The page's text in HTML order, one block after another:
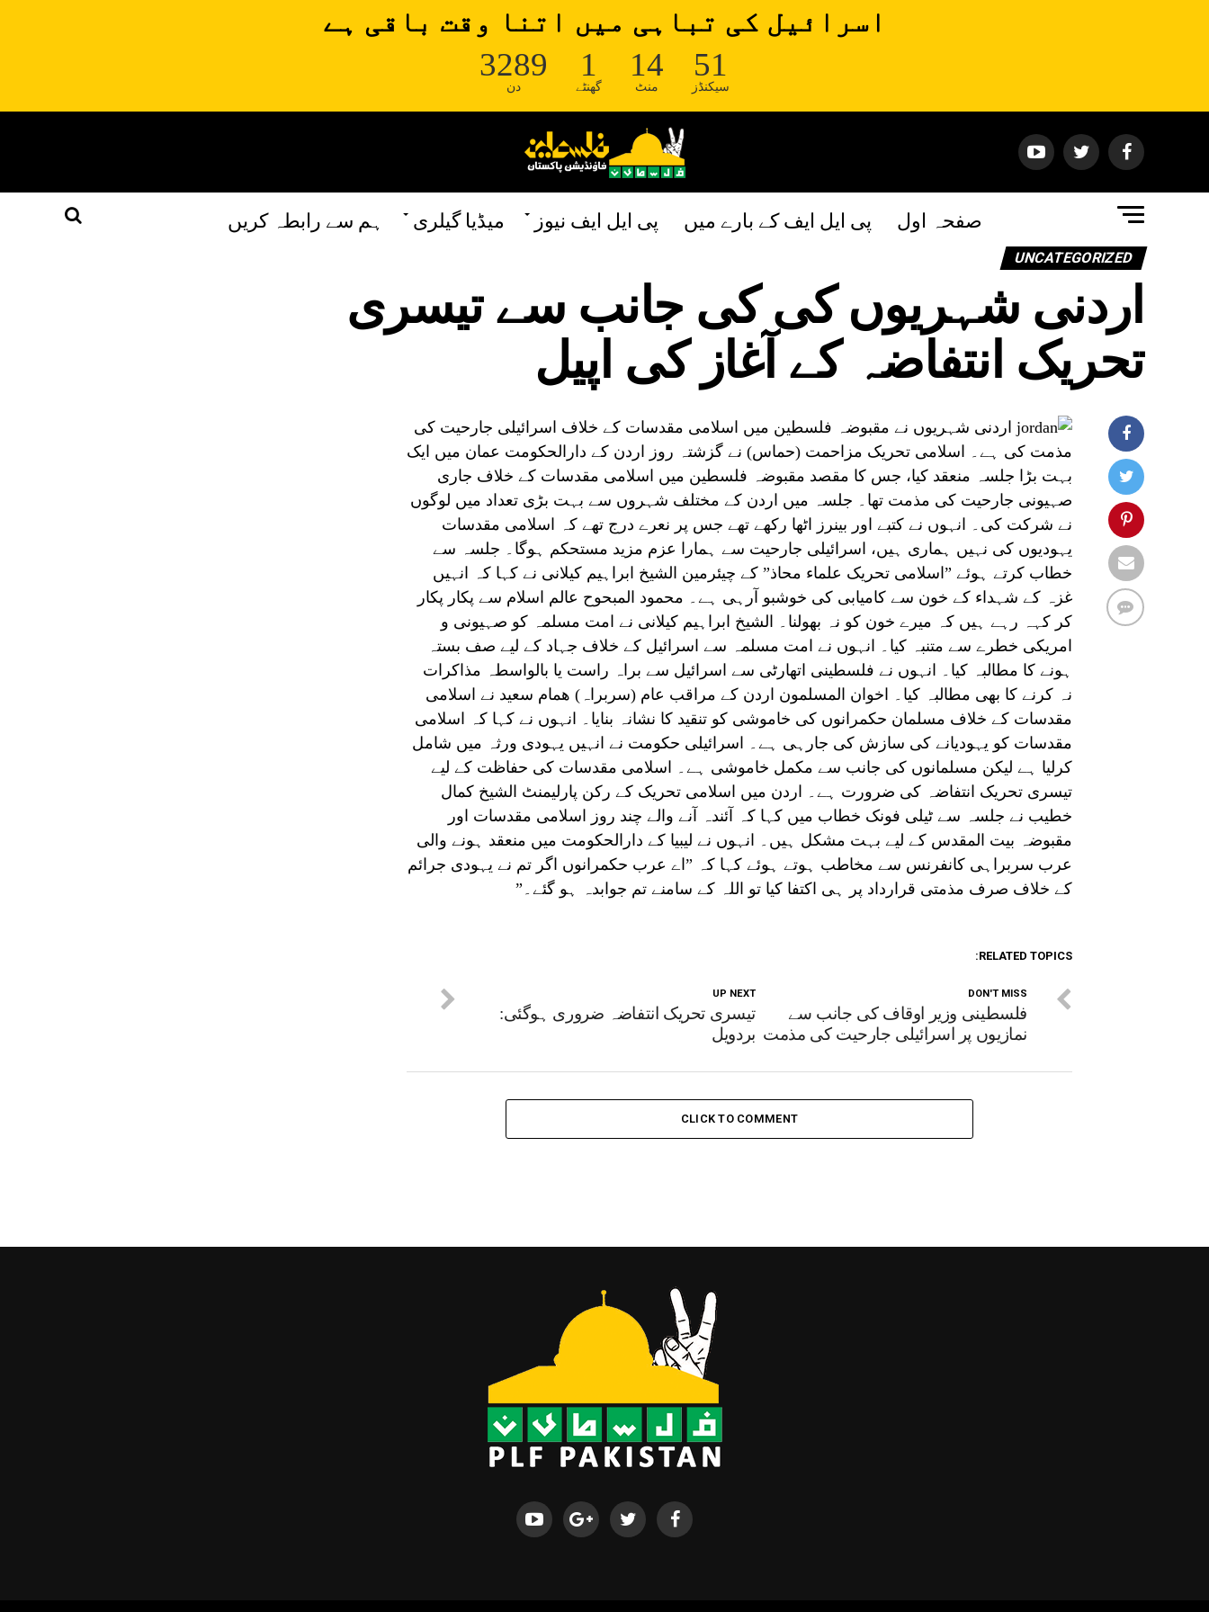
اسرائیل کی تباہی میں اتنا وقت باقی ہے
3289
دن
1
گھنٹے
14
منٹ
51
سیکنڈز
صفحہ اول پی ایل ایف کے بارے میں پی ایل ایف نیوز میڈیا گیلری ہم سے رابطہ کریں
UNCATEGORIZED
اردنی شہریوں کی کی جانب سے تیسری
تحریک انتفاضہ کے آغاز کی اپیل
اردنی شہریوں نے مقبوضہ فلسطین میں اسلامی مقدسات کے خلاف اسرائیلی جارحیت کی
مذمت کی ہے۔ اسلامی تحریک مزاحمت (حماس) نے گزشتہ روز اردن کے دارالحکومت عمان میں ایک
بہت بڑا جلسہ منعقد کیا، جس کا مقصد مقبوضہ فلسطین میں اسلامی مقدسات کے خلاف جاری
صہیونی جارحیت کی مذمت تھا۔ جلسہ میں اردن کے مختلف شہروں سے بہت بڑی تعداد میں لوگوں
نے شرکت کی۔ انہوں نے کتبے اور بینرز اٹھا رکھے تھے جس پر نعرے درج تھے کہ اسلامی مقدسات
یہودیوں کی نہیں ہماری ہیں، اسرائیلی جارحیت سے ہمارا عزم مزید مستحکم ہوگا۔ جلسہ سے
خطاب کرتے ہوئے ”اسلامی تحریک علماء محاذ” کے چیئرمین الشیخ ابراہیم کیلانی نے کہا کہ انہیں
غزہ کے شہداء کے خون سے کامیابی کی خوشبو آرہی ہے۔ محمود المبحوح عالم اسلام سے پکار پکار
کر کہہ رہے ہیں کہ میرے خون کو نہ بھولنا۔ الشیخ ابراہیم کیلانی نے امت مسلمہ کو صہیونی و
امریکی خطرے سے متنبہ کیا۔ انہوں نے امت مسلمہ سے اسرائیل کے خلاف جہاد کے لیے صف بستہ
ہونے کا مطالبہ کیا۔ انہوں نے فلسطینی اتھارٹی سے اسرائیل سے براہ راست یا بالواسطہ مذاکرات
نہ کرنے کا بھی مطالبہ کیا۔ اخوان المسلمون اردن کے مراقب عام (سربراہ) ھمام سعید نے اسلامی
مقدسات کے خلاف مسلمان حکمرانوں کی خاموشی کو تنقید کا نشانہ بنایا۔ انہوں نے کہا کہ اسلامی
مقدسات کو یہودیانے کی سازش کی جارہی ہے۔ اسرائیلی حکومت نے انہیں یہودی ورثہ میں شامل
کرلیا ہے لیکن مسلمانوں کی جانب سے مکمل خاموشی ہے۔ اسلامی مقدسات کی حفاظت کے لیے
تیسری تحریک انتفاضہ کی ضرورت ہے۔ اردن میں اسلامی تحریک کے رکن پارلیمنٹ الشیخ کمال
خطیب نے جلسہ سے ٹیلی فونک خطاب میں کہا کہ آئندہ آنے والے چند روز اسلامی مقدسات اور
مقبوضہ بیت المقدس کے لیے بہت مشکل ہیں۔ انہوں نے لیبیا کے دارالحکومت میں منعقد ہونے والی
عرب سربراہی کانفرنس سے مخاطب ہوتے ہوئے کہا کہ ”اے عرب حکمرانوں اگر تم نے یہودی جرائم
کے خلاف صرف مذمتی قرارداد پر ہی اکتفا کیا تو اللہ کے سامنے تم جوابدہ ہو گئے۔”
RELATED TOPICS:
UP NEXT
تیسری تحریک انتفاضہ ضروری ہوگئی:
بردویل
DON'T MISS
فلسطینی وزیر اوقاف کی جانب سے
نمازیوں پر اسرائیلی جارحیت کی مذمت
CLICK TO COMMENT